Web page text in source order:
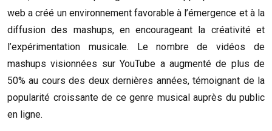
web a créé un environnement favorable à l’émergence et à la
diffusion des mashups, en encourageant la créativité et
l’expérimentation musicale. Le nombre de vidéos de
mashups visionnées sur YouTube a augmenté de plus de
50% au cours des deux dernières années, témoignant de la
popularité croissante de ce genre musical auprès du public
en ligne.